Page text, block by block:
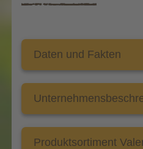
Daten und Fakten
Produktsortiment